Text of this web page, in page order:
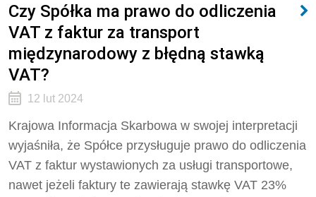
Czy Spółka ma prawo do odliczenia
VAT z faktur za transport
międzynarodowy z błędną stawką
VAT?
12 lut 2024
Krajowa Informacja Skarbowa w swojej interpretacji
wyjaśniła, że Spółce przysługuje prawo do odliczenia
VAT z faktur wystawionych za usługi transportowe,
nawet jeżeli faktury te zawierają stawkę VAT 23%